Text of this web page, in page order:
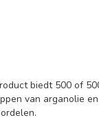
biedt 500 of
van arganolie